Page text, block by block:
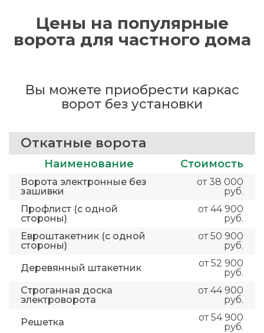
Цены на популярные
ворота для частного дома
Вы можете приобрести каркас
ворот без установки
Откатные ворота
Наименование Стоимость
Ворота электронные без
зашивки
от 38 000
руб.
Профлист (с одной
стороны)
от 44 900
руб.
Евроштакетник (с одной
стороны)
от 50 900
руб.
Деревянный штакетник
от 52 900
руб.
Строганная доска
электроворота
от 44 900
руб.
Решетка
от 54 900
руб.